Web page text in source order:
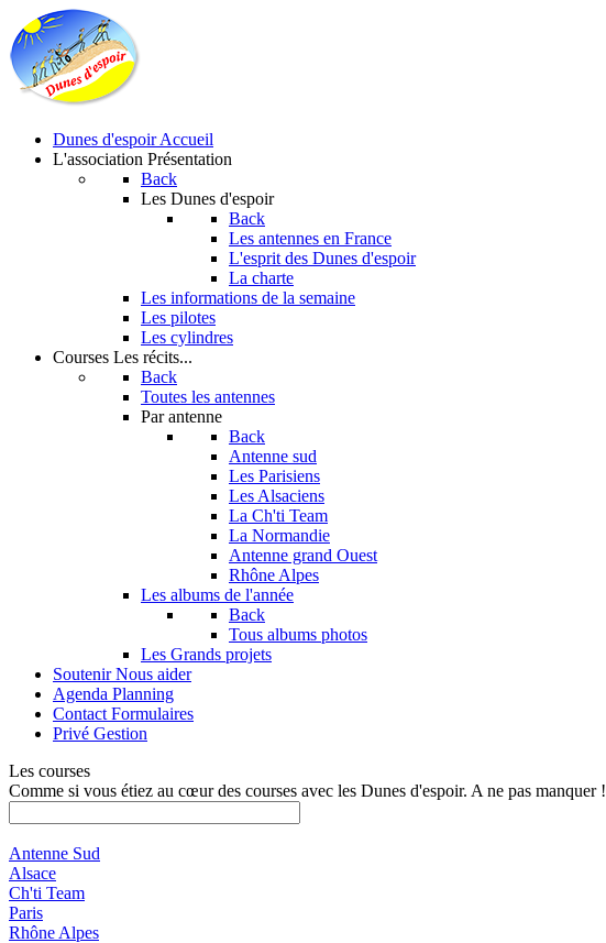
Dunes d'espoir Accueil
L'association Présentation
Back
Les Dunes d'espoir
Back
Les antennes en France
L'esprit des Dunes d'espoir
La charte
Les informations de la semaine
Les pilotes
Les cylindres
Courses Les récits...
Back
Toutes les antennes
Par antenne
Back
Antenne sud
Les Parisiens
Les Alsaciens
La Ch'ti Team
La Normandie
Antenne grand Ouest
Rhône Alpes
Les albums de l'année
Back
Tous albums photos
Les Grands projets
Soutenir Nous aider
Agenda Planning
Contact Formulaires
Privé Gestion
Les courses
Comme si vous étiez au cœur des courses avec les Dunes d'espoir. A ne pas manquer !
Antenne Sud
Alsace
Ch'ti Team
Paris
Rhône Alpes